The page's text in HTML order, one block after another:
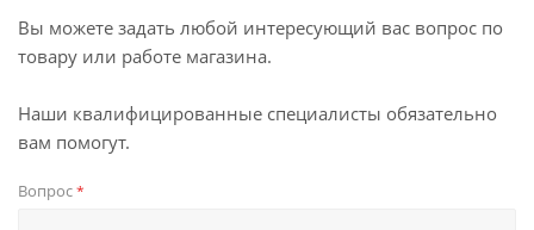
Вы можете задать любой интересующий вас вопрос по
товару или работе магазина.
Наши квалифицированные специалисты обязательно
вам помогут.
Вопрос*